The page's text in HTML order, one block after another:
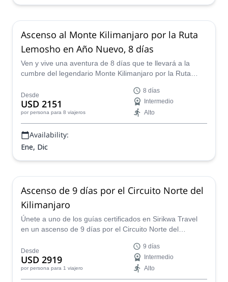
Ascenso al Monte Kilimanjaro por la Ruta
Lemosho en Año Nuevo, 8 días
Ven y vive una aventura de 8 días que te llevará a la
cumbre del legendario Monte Kilimanjaro por la Ruta
Desde
USD 2151
por persona para 8 viajeros
8 días
Intermedio
Alto
Availability:
Ene, Dic
Ascenso de 9 días por el Circuito Norte del
Kilimanjaro
Únete a uno de los guías certificados en Sirikwa Travel
en un ascenso de 9 días por el Circuito Norte del
una aventura que nunca olvidarás.
Desde
USD 2919
por persona para 1 viajero
9 días
Intermedio
Alto